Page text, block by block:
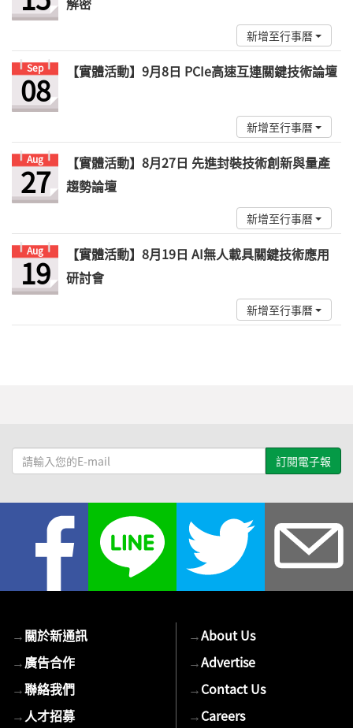
新增至行事曆
Sep
08 【實體活動】9月8日 PCIe高速互連關鍵技術論壇
新增至行事曆
Aug
27
【實體活動】8月27日 先進封裝技術創新與量產
趨勢論壇
新增至行事曆
Aug
19
【實體活動】8月19日 AI無人載具關鍵技術應用
研討會
新增至行事曆
請
輸
→關於新通訊
→廣告合作
→聯絡我們
→人才招募
→About Us
→Advertise
→Contact Us
→Careers